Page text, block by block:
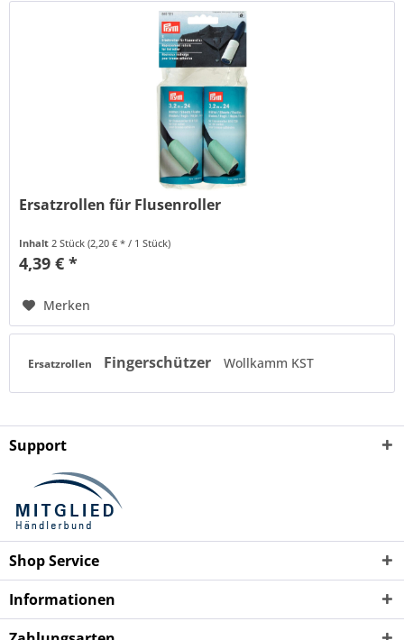
Ersatzrollen für Flusenroller
Inhalt 2 Stück(2,20 € * / 1 Stück)
4,39 € *
Merken
Ersatzrollen Fingerschützer Wollkamm KST
Support
Shop Service
Informationen